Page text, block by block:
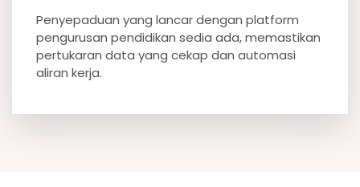
Penyepaduan yang lancar dengan platform
pengurusan pendidikan sedia ada, memastikan
pertukaran data yang cekap dan automasi
aliran kerja.